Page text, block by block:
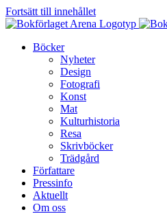
Fortsätt till innehållet
Böcker
Nyheter
Design
Fotografi
Konst
Mat
Kulturhistoria
Resa
Skrivböcker
Trädgård
Författare
Pressinfo
Aktuellt
Om oss